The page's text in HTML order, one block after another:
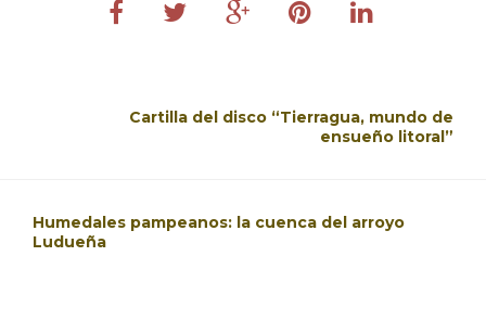
Cartilla del disco “Tierragua, mundo de
ensueño litoral”
Humedales pampeanos: la cuenca del arroyo
Ludueña